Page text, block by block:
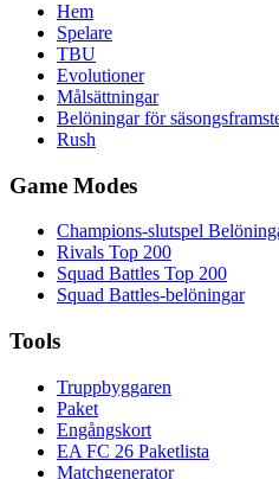
Hem
Spelare
TBU
Evolutioner
Målsättningar
Belöningar för
Rush
Game Modes
Champions-slutspel
Rivals Top 200
Squad Battles Top 200
Squad Battles-belöningar
Tools
Truppbyggaren
Paket
Engångskort
EA FC 26 Paketlista
Matchgenerator